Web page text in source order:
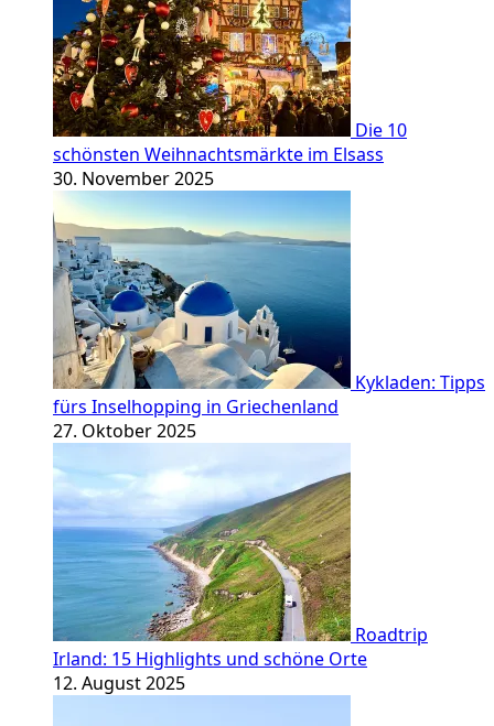
Die 10
schönsten Weihnachtsmärkte im Elsass
30. November 2025
Kykladen: Tipps
fürs Inselhopping in Griechenland
27. Oktober 2025
Roadtrip
Irland: 15 Highlights und schöne Orte
12. August 2025